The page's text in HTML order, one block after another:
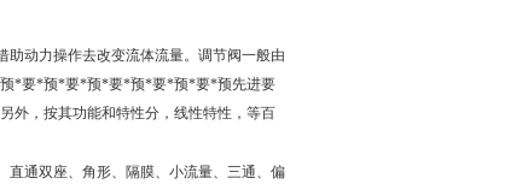
动力操作去改变流体流量。调节阀一般由
*要*预*要*预*要*预*要*预*要*预先进要
外，按其功能和特性分，线性特性，等百
直通双座、角形、隔膜、小流量、三通、偏